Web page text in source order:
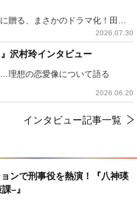
ンで刑事役を熱演！『八神瑛
–』
『侍タイムスリッパー』ファンに贈る、まさかのドラマ化！田村ツトム×沙倉ゆうのが語る『心配無用ノ介』撮影秘話
2026.07.30
沢村玲インタビュー
理想の恋愛像について語る
2026.06.20
インタビュー記事一覧